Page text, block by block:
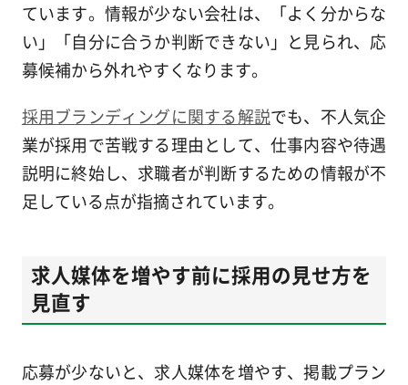
ています。情報が少ない会社は、「よく分からな
い」「自分に合うか判断できない」と見られ、応
募候補から外れやすくなります。
採用ブランディングに関する解説でも、不人気企
業が採用で苦戦する理由として、仕事内容や待遇
説明に終始し、求職者が判断するための情報が不
足している点が指摘されています。
求人媒体を増やす前に採用の見せ方を
見直す
応募が少ないと、求人媒体を増やす、掲載プラン